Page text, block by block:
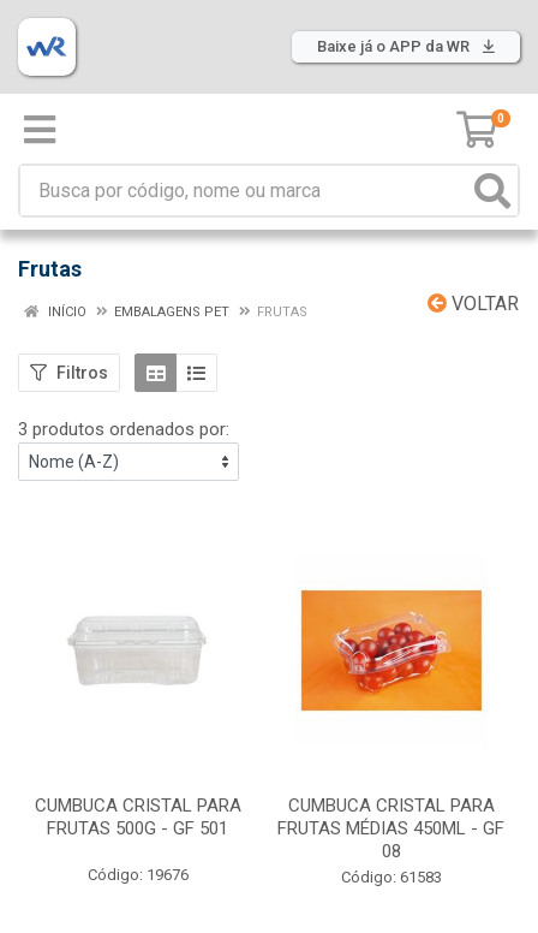
Baixe já o APP da WR
0
Frutas
VOLTAR
INÍCIO EMBALAGENS PET FRUTAS
Filtros
3 produtos ordenados por:
CUMBUCA CRISTAL PARA
FRUTAS 500G - GF 501
Código: 19676
CUMBUCA CRISTAL PARA
FRUTAS MÉDIAS 450ML - GF
08
Código: 61583